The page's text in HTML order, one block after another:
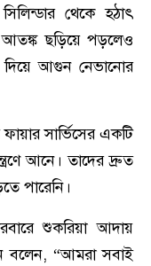
থেকে হঠাৎ
ছড়িয়ে পড়লেও
দিয়ে আগুন নেভানোর
সার্ভিসের একটি
আনে। তাদের দ্রুত
পারেনি।
শুকরিয়া আদায়
বলেন, “আমরা সবাই